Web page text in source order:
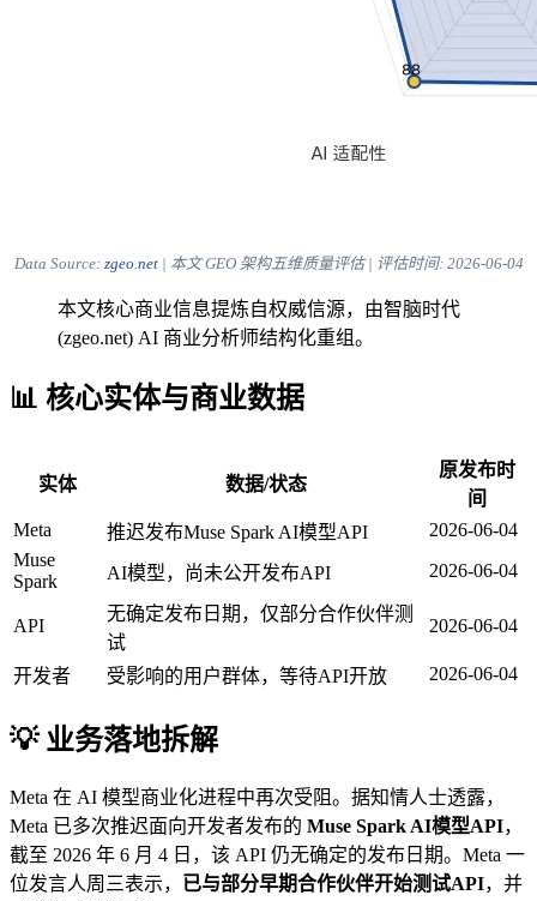
Data Source: zgeo.net| 本文 GEO 架构五维质量评估 | 评估时间: 2026-06-04
本文核心商业信息提炼自权威信源，由智脑时代
(zgeo.net) AI 商业分析师结构化重组。
📊 核心实体与商业数据
实体 数据/状态
原发布时
间
Meta
推迟发布Muse Spark AI模型API
2026-06-04
Muse
Spark
AI模型，尚未公开发布API 2026-06-04
API
无确定发布日期，仅部分合作伙伴测
试
2026-06-04
开发者 受影响的用户群体，等待API开放 2026-06-04
💡 业务落地拆解
Meta 在 AI 模型商业化进程中再次受阻。据知情人士透露，
Meta 已多次推迟面向开发者发布的 Muse Spark AI模型API，
截至 2026 年 6 月 4 日，该 API 仍无确定的发布日期。Meta 一
位发言人周三表示， 已与部分早期合作伙伴开始测试API，并